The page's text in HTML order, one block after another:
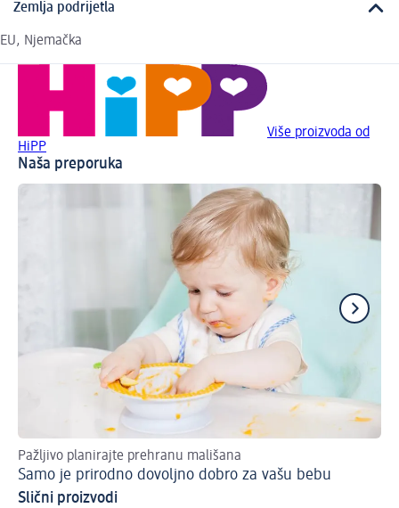
Zemlja podrijetla
EU, Njemačka
Više proizvoda od
HiPP
Naša preporuka
Pažljivo planirajte prehranu mališana
Samo je prirodno dovoljno dobro za vašu bebu
Slični proizvodi